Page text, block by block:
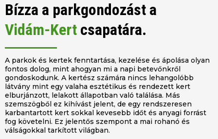
Bízza a parkgondozást a
Vidám-Kert csapatára.
A parkok és kertek fenntartása, kezelése és ápolása olyan
fontos dolog, mint ahogyan mi a napi betevőnkről
gondoskodunk. A kertész számára nincs lehangolóbb
látvány mint egy valaha esztétikus és rendezett kert
elburjánzott, lelakott állapotban való találása. Más
szemszögből ez kihívást jelent, de egy rendszeresen
karbantartott kert sokkal kevesebb időt és anyagi forrást
fog követelni. Ez jelentős szempont a mai rohanó és
válságokkal tarkított világban.